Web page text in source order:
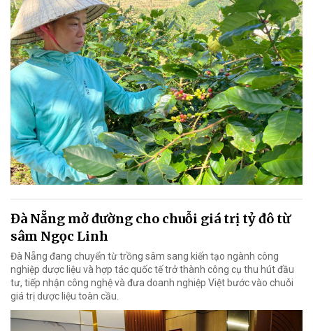
Đà Nẵng mở đường cho chuỗi giá trị tỷ đô từ
sâm Ngọc Linh
Đà Nẵng đang chuyển từ trồng sâm sang kiến tạo ngành công
nghiệp dược liệu và hợp tác quốc tế trở thành công cụ thu hút đầu
tư, tiếp nhận công nghệ và đưa doanh nghiệp Việt bước vào chuỗi
giá trị dược liệu toàn cầu.